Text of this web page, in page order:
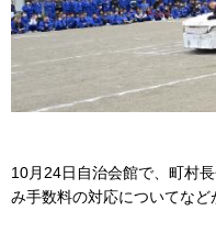
10月24日自治会館で、町村
み手数料の対応についてなど